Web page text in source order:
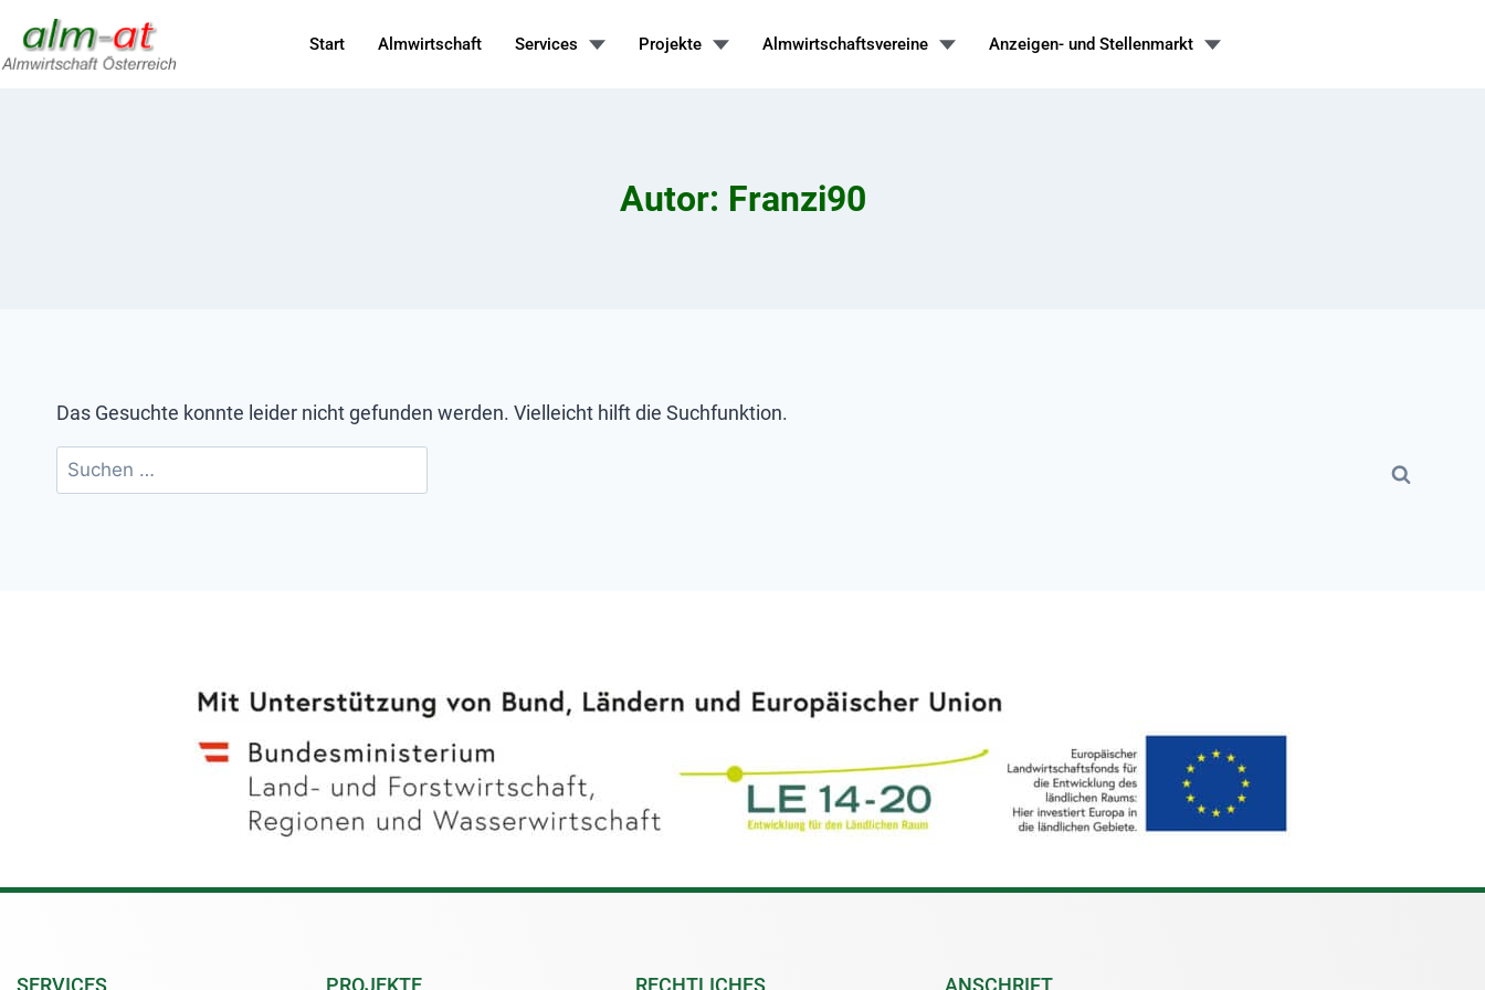
Start Almwirtschaft Services Projekte Almwirtschaftsvereine Anzeigen- und Stellenmarkt
Autor: Franzi90
Das Gesuchte konnte leider nicht gefunden werden. Vielleicht hilft die Suchfunktion.
SERVICES PROJEKTE RECHTLICHES ANSCHRIFT